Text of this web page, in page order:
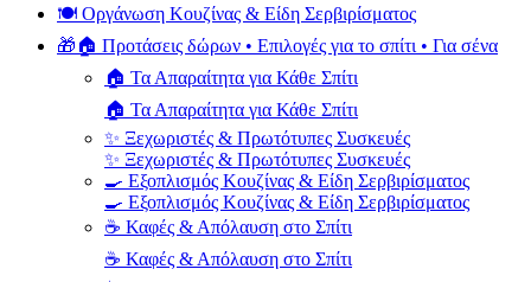
🍽️ Οργάνωση Κουζίνας & Είδη Σερβιρίσματος
🎁🏠 Προτάσεις δώρων • Επιλογές για το σπίτι • Για σένα
🏠 Τα Απαραίτητα για Κάθε Σπίτι
🏠 Τα Απαραίτητα για Κάθε Σπίτι
✨ Ξεχωριστές & Πρωτότυπες Συσκευές
✨ Ξεχωριστές & Πρωτότυπες Συσκευές
🍳 Εξοπλισμός Κουζίνας & Είδη Σερβιρίσματος
🍳 Εξοπλισμός Κουζίνας & Είδη Σερβιρίσματος
☕ Καφές & Απόλαυση στο Σπίτι
☕ Καφές & Απόλαυση στο Σπίτι